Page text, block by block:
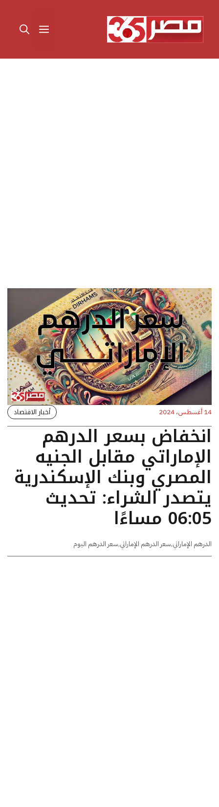
المحتوى القائمة
14 أغسطس، 2024 أخبار الاقتصاد
انخفاض بسعر الدرهم
الإماراتي مقابل الجنيه
المصري وبنك الإسكندرية
يتصدر الشراء: تحديث
06:05 مساءًا
الدرهم الإماراتي,سعر الدرهم الإماراتي,سعر الدرهم اليوم